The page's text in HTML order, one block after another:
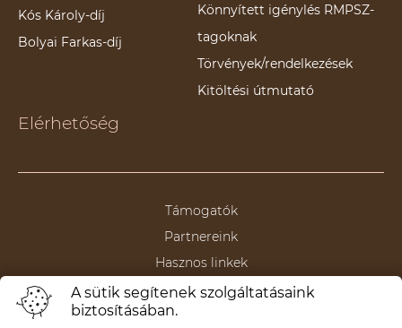
Kós Károly-díj
Bolyai Farkas-díj
Könnyített igénylés RMPSZ-
tagoknak
Törvények/rendelkezések
Kitöltési útmutató
Elérhetőség
Támogatók
Partnereink
Hasznos linkek
A sütik segítenek szolgáltatásaink
biztosításában.